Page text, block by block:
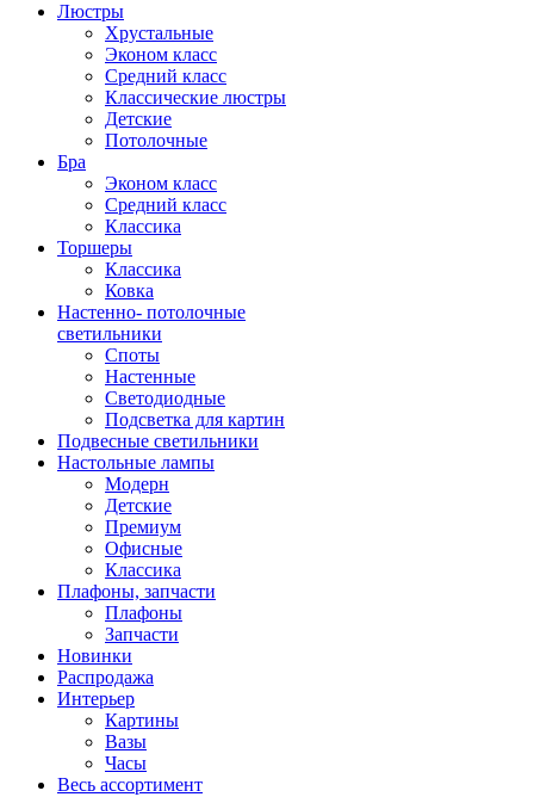
Люстры
Хрустальные
Эконом класс
Средний класс
Классические люстры
Детские
Потолочные
Бра
Эконом класс
Средний класс
Классика
Торшеры
Классика
Ковка
Настенно- потолочные
светильники
Споты
Настенные
Светодиодные
Подсветка для картин
Подвесные светильники
Настольные лампы
Модерн
Детские
Премиум
Офисные
Классика
Плафоны, запчасти
Плафоны
Запчасти
Новинки
Распродажа
Интерьер
Картины
Вазы
Часы
Весь ассортимент